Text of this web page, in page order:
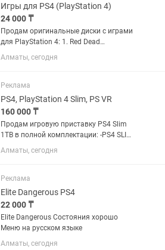
Игры для PS4 (PlayStation 4)
24 000 ₸
Продам оригинальные диски с играми
для PlayStation 4: 1. Red Dead
Redemption 2 — 8 000 – 11 000 тг 2. GTA
V (Grand Theft Auto V) — 7 000 – 9 000 тг
FIFA 20 —...
Алматы, сегодня
Реклама
PS4, PlayStation 4 Slim, PS VR
160 000 ₸
Продам игровую приставку PS4 Slim
1TB в полной комплектации: -PS4 SLIM -
3 контроллера Dual Shock 4 - PS VR - 2
контроллера PS Move с док станцией
сброшена до...
Алматы, сегодня
Реклама
Elite Dangerous PS4
22 000 ₸
Elite Dangerous Состояния хорошо
Меню на русском языке
Алматы, сегодня